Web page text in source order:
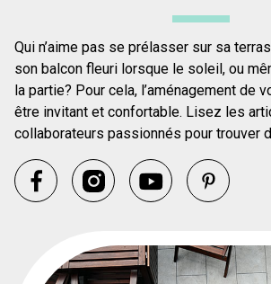
Qui n’aime pas se prélasser sur sa
son balcon fleuri lorsque le soleil, ou
la partie? Pour cela, l’aménagement de
être invitant et confortable. Lisez les
collaborateurs passionnés pour trouver